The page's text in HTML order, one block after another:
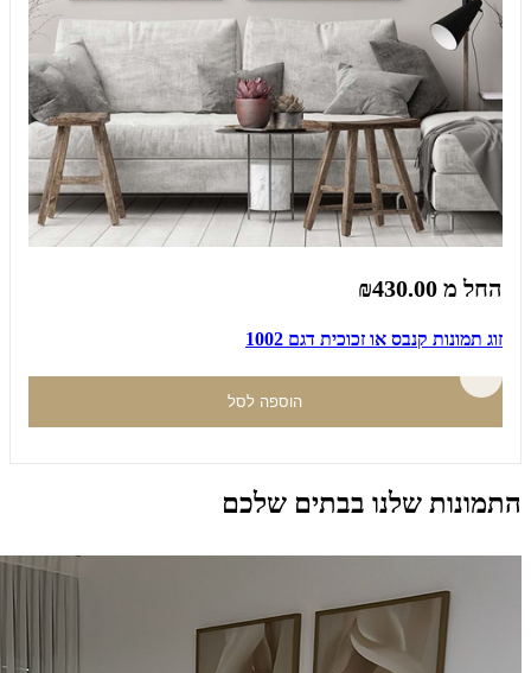
החל מ ₪430.00
זוג תמונות קנבס או זכוכית דגם 1002
הוספה לסל
התמונות שלנו בבתים שלכם